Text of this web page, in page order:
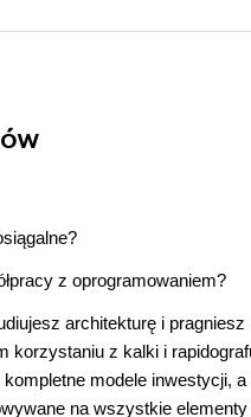
z oprogramowaniem?
architekturę i pragniesz
korzystaniu z kalki i
modele inwestycji, a
na wszystkie elementy